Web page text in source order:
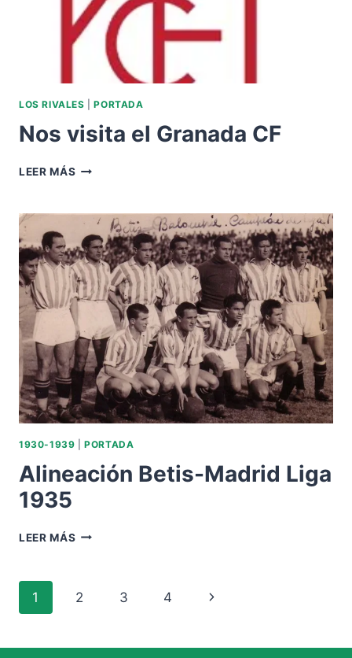
LOS RIVALES |PORTADA
Nos visita el Granada CF
LEER MÁS NOS
GRANADA
CF
1930-1939 |PORTADA
Alineación Betis-Madrid Liga
1935
LEER MÁS ALINEACIÓN
1935
Navegación
1 2 3 4
Siguiente